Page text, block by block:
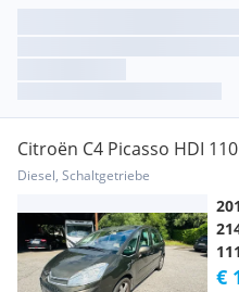
Citroën C4 Picasso HDI 110
Diesel, Schaltgetriebe
111
€